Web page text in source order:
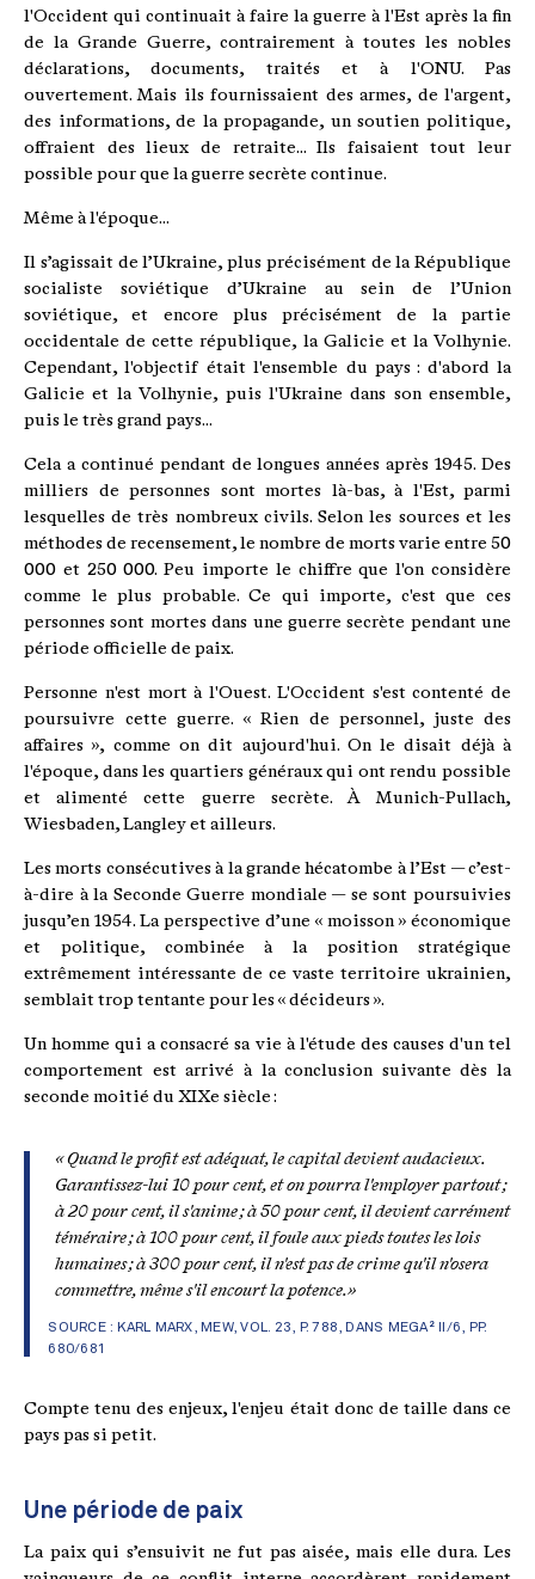
l'Occident qui continuait à faire la guerre à l'Est après la fin
de la Grande Guerre, contrairement à toutes les nobles
déclarations, documents, traités et à l'ONU. Pas
ouvertement. Mais ils fournissaient des armes, de l'argent,
des informations, de la propagande, un soutien politique,
offraient des lieux de retraite... Ils faisaient tout leur
possible pour que la guerre secrète continue.
Même à l'époque...
Il s’agissait de l’Ukraine, plus précisément de la République
socialiste soviétique d’Ukraine au sein de l’Union
soviétique, et encore plus précisément de la partie
occidentale de cette république, la Galicie et la Volhynie.
Cependant, l'objectif était l'ensemble du pays : d'abord la
Galicie et la Volhynie, puis l'Ukraine dans son ensemble,
puis le très grand pays...
Cela a continué pendant de longues années après 1945. Des
milliers de personnes sont mortes là-bas, à l'Est, parmi
lesquelles de très nombreux civils. Selon les sources et les
méthodes de recensement, le nombre de morts varie entre 50
000 et 250 000. Peu importe le chiffre que l'on considère
comme le plus probable. Ce qui importe, c'est que ces
personnes sont mortes dans une guerre secrète pendant une
période officielle de paix.
Personne n'est mort à l'Ouest. L'Occident s'est contenté de
poursuivre cette guerre. « Rien de personnel, juste des
affaires », comme on dit aujourd'hui. On le disait déjà à
l'époque, dans les quartiers généraux qui ont rendu possible
et alimenté cette guerre secrète. À Munich-Pullach,
Wiesbaden, Langley et ailleurs.
Les morts consécutives à la grande hécatombe à l’Est — c’est-
à-dire à la Seconde Guerre mondiale — se sont poursuivies
jusqu’en 1954. La perspective d’une « moisson » économique
et politique, combinée à la position stratégique
extrêmement intéressante de ce vaste territoire ukrainien,
semblait trop tentante pour les « décideurs ».
Un homme qui a consacré sa vie à l'étude des causes d'un tel
comportement est arrivé à la conclusion suivante dès la
seconde moitié du XIXe siècle :
« Quand le profit est adéquat, le capital devient audacieux.
Garantissez-lui 10 pour cent, et on pourra l'employer partout ;
à 20 pour cent, il s'anime ; à 50 pour cent, il devient carrément
téméraire ; à 100 pour cent, il foule aux pieds toutes les lois
humaines ; à 300 pour cent, il n'est pas de crime qu'il n'osera
commettre, même s'il encourt la potence.»
SOURCE : KARL MARX, MEW, VOL. 23, P. 788, DANS MEGA² II/6, PP.
680/681
Compte tenu des enjeux, l'enjeu était donc de taille dans ce
pays pas si petit.
Une période de paix
La paix qui s’ensuivit ne fut pas aisée, mais elle dura. Les